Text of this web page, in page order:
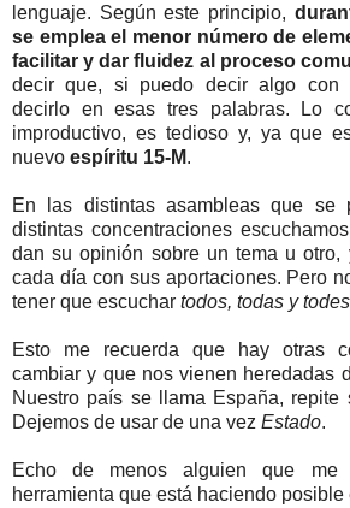
lenguaje. Según este principio,
se emplea el menor número de
facilitar y dar fluidez al proceso
decir que, si puedo decir algo con
decirlo en esas tres palabras. Lo
improductivo, es tedioso y, ya que
nuevo espíritu 15-M.
En las distintas asambleas que se
distintas concentraciones
dan su opinión sobre un tema u otro,
cada día con sus aportaciones. Pero
tener que escuchar todos, todas y todes
Esto me recuerda que hay otras
cambiar y que nos vienen heredadas
Nuestro país se llama España, repite
Dejemos de usar de una vez Estado.
Echo de menos alguien que
herramienta que está haciendo posible